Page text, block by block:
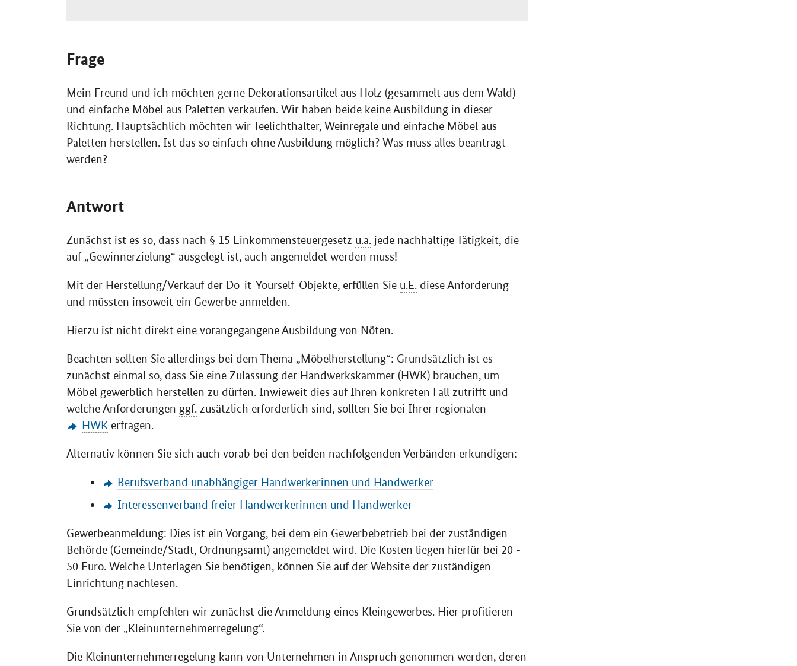
Frage
Mein Freund und ich möchten gerne Dekorationsartikel aus Holz (gesammelt aus dem Wald)
und einfache Möbel aus Paletten verkaufen. Wir haben beide keine Ausbildung in dieser
Richtung. Hauptsächlich möchten wir Teelichthalter, Weinregale und einfache Möbel aus
Paletten herstellen. Ist das so einfach ohne Ausbildung möglich? Was muss alles beantragt
werden?
Antwort
Zunächst ist es so, dass nach § 15 Einkommensteuergesetz u.a. jede nachhaltige Tätigkeit, die
auf „Gewinnerzielung“ ausgelegt ist, auch angemeldet werden muss!
Mit der Herstellung/Verkauf der Do-it-Yourself-Objekte, erfüllen Sie u.E. diese Anforderung
und müssten insoweit ein Gewerbe anmelden.
Hierzu ist nicht direkt eine vorangegangene Ausbildung von Nöten.
Beachten sollten Sie allerdings bei dem Thema „Möbelherstellung“: Grundsätzlich ist es
zunächst einmal so, dass Sie eine Zulassung der Handwerkskammer (HWK) brauchen, um
Möbel gewerblich herstellen zu dürfen. Inwieweit dies auf Ihren konkreten Fall zutrifft und
welche Anforderungen ggf. zusätzlich erforderlich sind, sollten Sie bei Ihrer regionalen
HWK erfragen.
Alternativ können Sie sich auch vorab bei den beiden nachfolgenden Verbänden erkundigen:
Berufsverband unabhängiger Handwerkerinnen und Handwerker
Interessenverband freier Handwerkerinnen und Handwerker
Gewerbeanmeldung: Dies ist ein Vorgang, bei dem ein Gewerbebetrieb bei der zuständigen
Behörde (Gemeinde/Stadt, Ordnungsamt) angemeldet wird. Die Kosten liegen hierfür bei 20 -
50 Euro. Welche Unterlagen Sie benötigen, können Sie auf der Website der zuständigen
Einrichtung nachlesen.
Grundsätzlich empfehlen wir zunächst die Anmeldung eines Kleingewerbes. Hier profitieren
Sie von der „Kleinunternehmerregelung“.
Die Kleinunternehmerregelung kann von Unternehmen in Anspruch genommen werden, deren